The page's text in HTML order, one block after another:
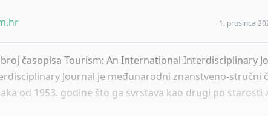
1. prosinca
časopisa Tourism: An International Interdisciplinary
Journal je međunarodni znanstveno-
od 1953. godine što ga svrstava kao drugi po